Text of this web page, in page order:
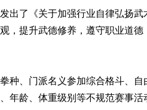
了《关于加强行业自律弘扬武
，提升武德修养，遵守职业道
、门派名义参加综合格斗、自
年龄、体重级别等不规范赛事活